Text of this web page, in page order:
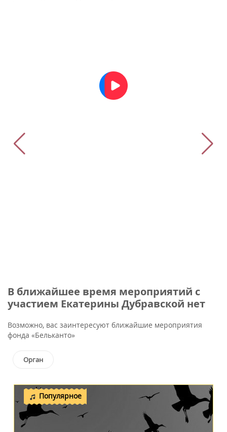
В ближайшее время мероприятий с
участием Екатерины Дубравской нет
Возможно, вас заинтересуют ближайшие мероприятия
фонда «Бельканто»
Орган
Популярное